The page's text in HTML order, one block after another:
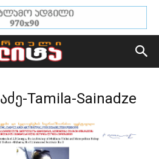
Tamila-Sainadze